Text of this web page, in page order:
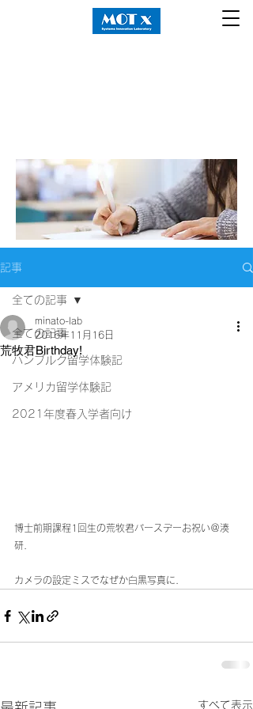
記事
全ての記事
ハンブルク留学体験記
アメリカ留学体験記
2021年度春入学者向け
全ての記事
荒牧君Birthday!
minato-lab
2016年11月16日
博士前期課程1回生の荒牧君バースデーお祝い＠湊
研.
カメラの設定ミスでなぜか白黒写真に.
すべて表示